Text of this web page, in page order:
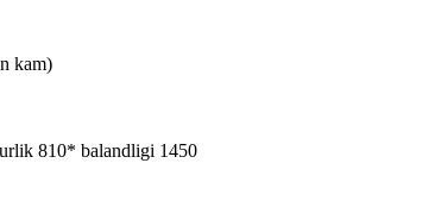
kam)
810* balandligi 1450